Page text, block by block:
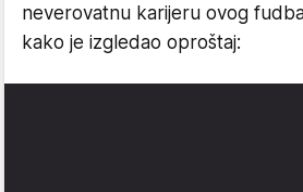
neverovatnu karijeru ovog
kako je izgledao oproštaj: